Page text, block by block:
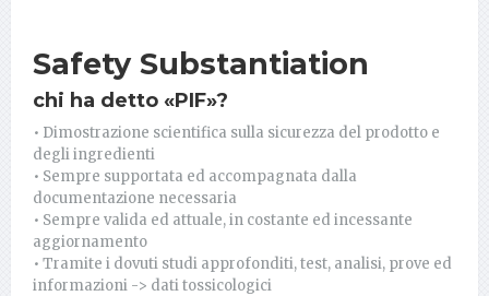
Safety Substantiation
chi ha detto «PIF»?
• Dimostrazione scientifica sulla sicurezza del prodotto e
degli ingredienti
• Sempre supportata ed accompagnata dalla
documentazione necessaria
• Sempre valida ed attuale, in costante ed incessante
aggiornamento
• Tramite i dovuti studi approfonditi, test, analisi, prove ed
informazioni -> dati tossicologici